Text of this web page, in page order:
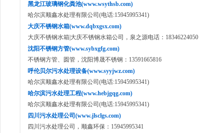
黑龙江玻璃钢化粪池(www.wsythsb.com)
哈尔滨顺鑫水处理有限公司(电话:15945995341)
大庆不锈钢水箱(www.dqbxgsx.com)
大庆不锈钢水箱|大庆不锈钢水箱公司，泉之源电话：18346224050
沈阳不锈钢方管(www.sybxgfg.com)
不锈钢方管、圆管，沈阳博晟不锈钢：13591665816
呼伦贝尔污水处理设备(www.syyjwz.com)
哈尔滨顺鑫水处理有限公司(电话:15945995341)
哈尔滨污水处理工程(www.hebjgqg.com)
哈尔滨顺鑫水处理有限公司(电话:15945995341)
四川污水处理公司(www.jlsclgs.com)
四川污水处理公司，顺鑫环保：15945995341